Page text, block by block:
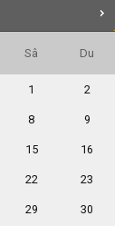
Sâ Du
1 2
8 9
15 16
22 23
29 30